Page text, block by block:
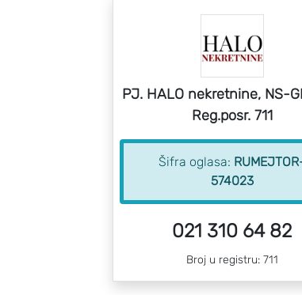
PJ. HALO nekretnine, NS-
Reg.posr. 711
Šifra oglasa:
574023
021 310 64 82
Broj u registru: 711